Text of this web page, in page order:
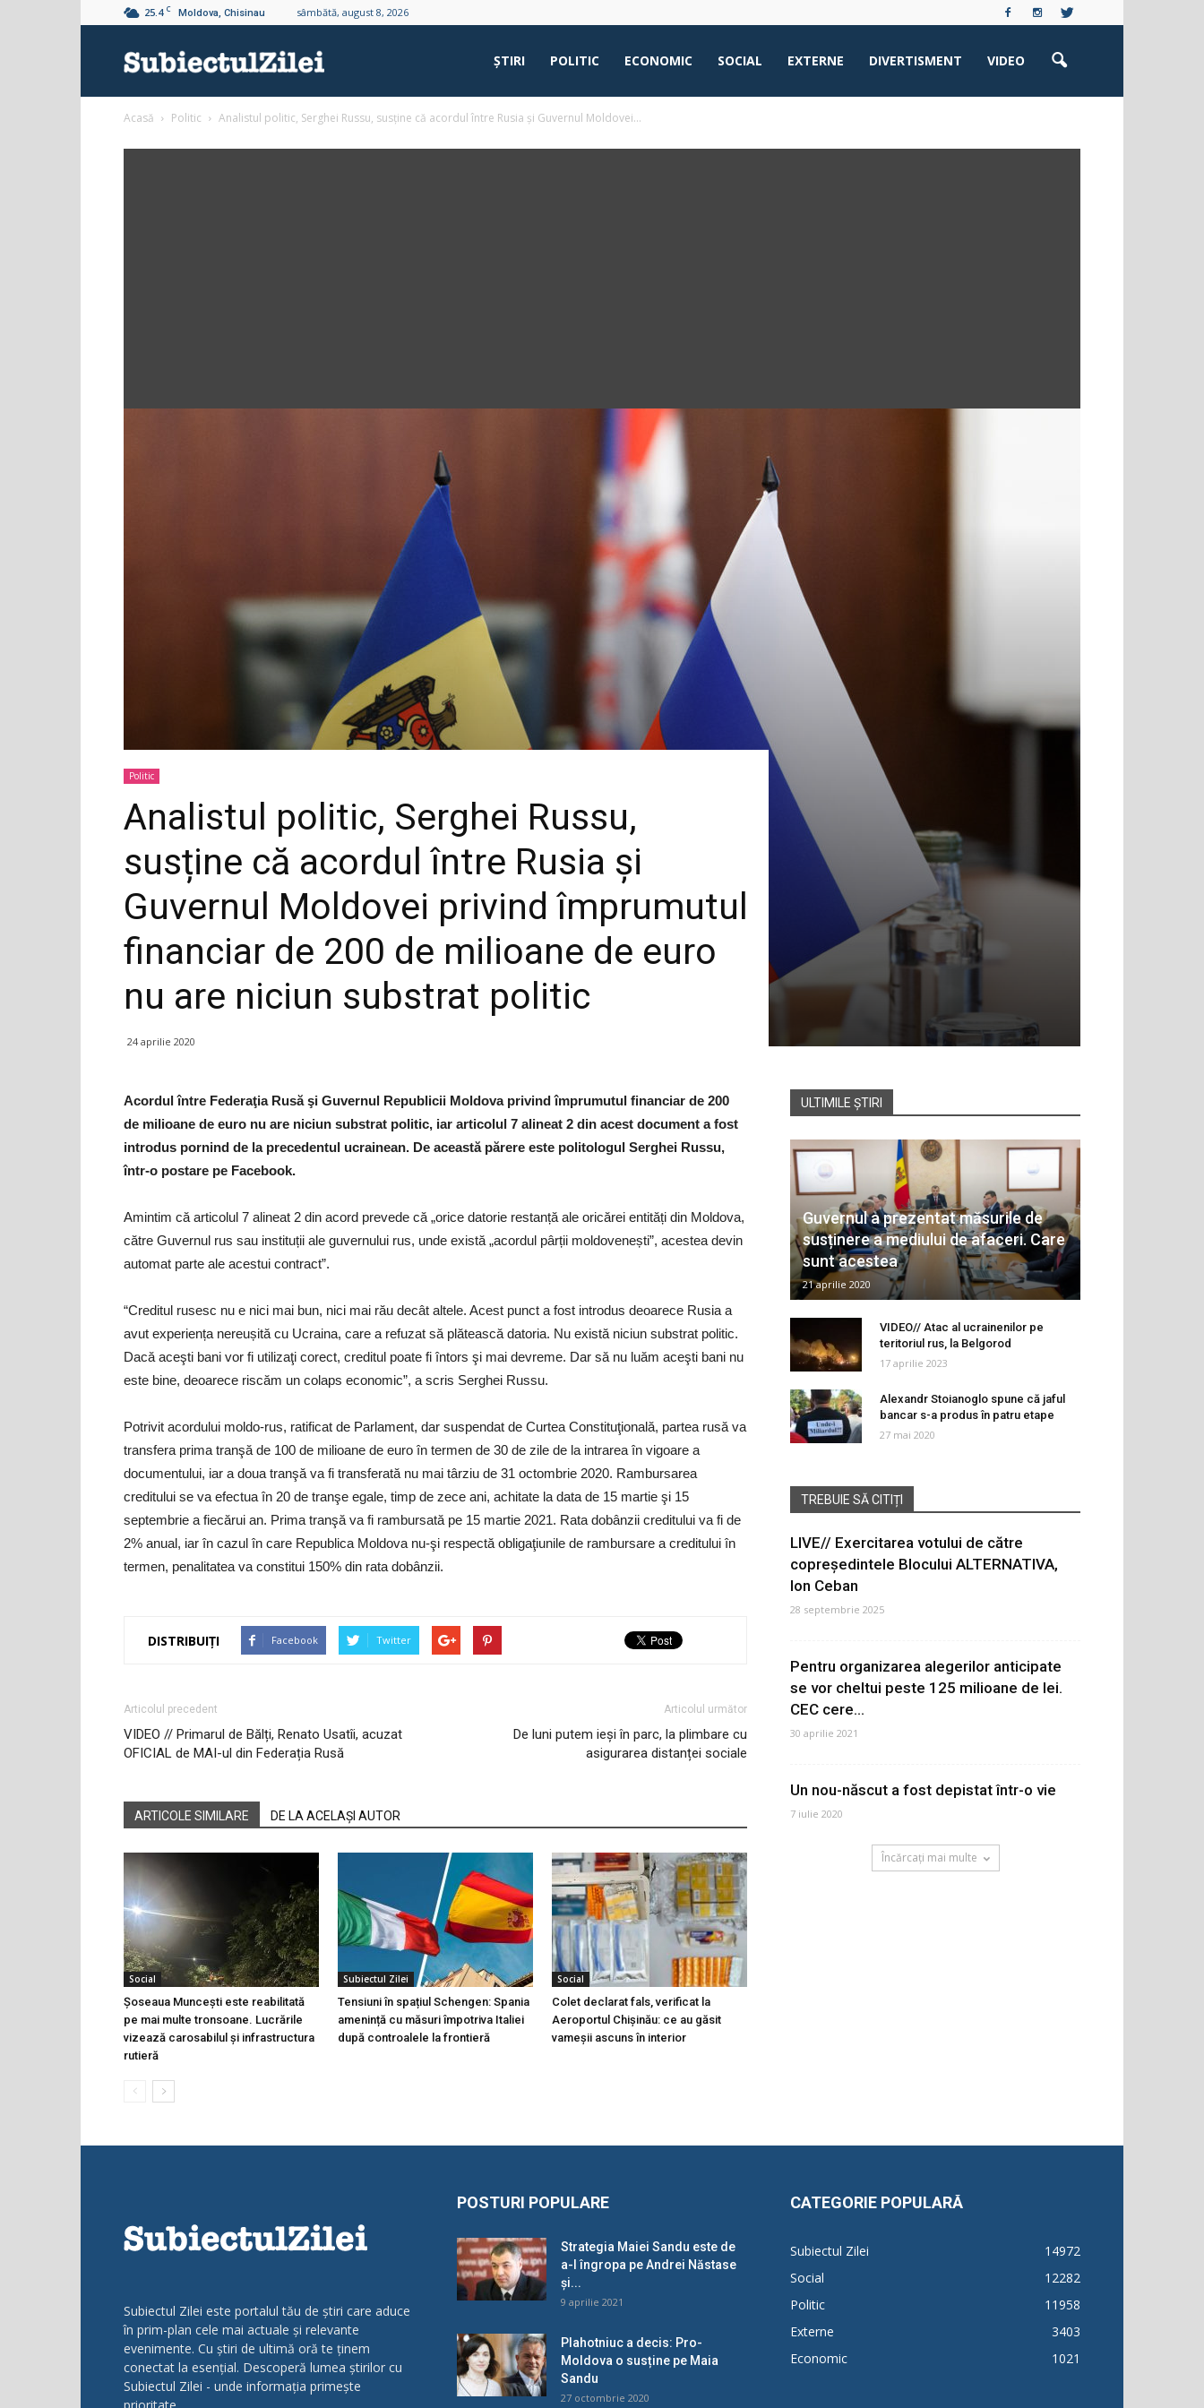
25.4 C Moldova, Chisinau sâmbătă, august 8, 2026
ŞTIRI POLITIC ECONOMIC SOCIAL EXTERNE DIVERTISMENT VIDEO
Acasă Politic Analistul politic, Serghei Russu, susține că acordul între Rusia şi Guvernul Moldovei...
Politic
Analistul politic, Serghei Russu,
susține că acordul între Rusia şi
Guvernul Moldovei privind împrumutul
financiar de 200 de milioane de euro
nu are niciun substrat politic
24 aprilie 2020
Acordul între Federaţia Rusă şi Guvernul Republicii Moldova privind împrumutul financiar de 200
de milioane de euro nu are niciun substrat politic, iar articolul 7 alineat 2 din acest document a fost
introdus pornind de la precedentul ucrainean. De această părere este politologul Serghei Russu,
într-o postare pe Facebook.
Amintim că articolul 7 alineat 2 din acord prevede că „orice datorie restanță ale oricărei entități din Moldova,
către Guvernul rus sau instituții ale guvernului rus, unde există „acordul pârții moldovenești”, acestea devin
automat parte ale acestui contract”.
“Creditul rusesc nu e nici mai bun, nici mai rău decât altele. Acest punct a fost introdus deoarece Rusia a
avut experiența nereușită cu Ucraina, care a refuzat să plătească datoria. Nu există niciun substrat politic.
Dacă aceşti bani vor fi utilizaţi corect, creditul poate fi întors şi mai devreme. Dar să nu luăm aceşti bani nu
este bine, deoarece riscăm un colaps economic”, a scris Serghei Russu.
Potrivit acordului moldo-rus, ratificat de Parlament, dar suspendat de Curtea Constituţională, partea rusă va
transfera prima tranşă de 100 de milioane de euro în termen de 30 de zile de la intrarea în vigoare a
documentului, iar a doua tranşă va fi transferată nu mai târziu de 31 octombrie 2020. Rambursarea
creditului se va efectua în 20 de tranşe egale, timp de zece ani, achitate la data de 15 martie şi 15
septembrie a fiecărui an. Prima tranşă va fi rambursată pe 15 martie 2021. Rata dobânzii creditului va fi de
2% anual, iar în cazul în care Republica Moldova nu-şi respectă obligaţiunile de rambursare a creditului în
termen, penalitatea va constitui 150% din rata dobânzii.
DISTRIBUIȚI Facebook Twitter
Articolul precedent
VIDEO // Primarul de Bălți, Renato Usatîi, acuzat
OFICIAL de MAI-ul din Federația Rusă
Articolul următor
De luni putem ieși în parc, la plimbare cu
asigurarea distanței sociale
ARTICOLE SIMILARE DE LA ACELAȘI AUTOR
Social
Șoseaua Muncești este reabilitată
pe mai multe tronsoane. Lucrările
vizează carosabilul și infrastructura
rutieră
Subiectul Zilei
Tensiuni în spațiul Schengen: Spania
amenință cu măsuri împotriva Italiei
după controalele la frontieră
Social
Colet declarat fals, verificat la
Aeroportul Chișinău: ce au găsit
vameșii ascuns în interior
ULTIMILE ȘTIRI
Guvernul a prezentat măsurile de
susținere a mediului de afaceri. Care
sunt acestea
21 aprilie 2020
VIDEO// Atac al ucrainenilor pe
teritoriul rus, la Belgorod
17 aprilie 2023
Alexandr Stoianoglo spune că jaful
bancar s-a produs în patru etape
27 mai 2020
TREBUIE SĂ CITIȚI
LIVE// Exercitarea votului de către
copreședintele Blocului ALTERNATIVA,
Ion Ceban
28 septembrie 2025
Pentru organizarea alegerilor anticipate
se vor cheltui peste 125 milioane de lei.
CEC cere...
30 aprilie 2021
Un nou-născut a fost depistat într-o vie
7 iulie 2020
Încărcați mai multe
Subiectul Zilei este portalul tău de știri care aduce
în prim-plan cele mai actuale și relevante
evenimente. Cu știri de ultimă oră te ținem
conectat la esențial. Descoperă lumea știrilor cu
Subiectul Zilei - unde informația primește
POSTURI POPULARE
Strategia Maiei Sandu este de
a-l îngropa pe Andrei Năstase
și...
9 aprilie 2021
Plahotniuc a decis: Pro-
Moldova o susține pe Maia
Sandu
27 octombrie 2020
CATEGORIE POPULARĂ
Subiectul Zilei
14972
Social
12282
Politic
11958
Externe
3403
Economic
1021